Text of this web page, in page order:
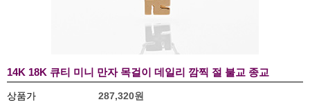
14K 18K 큐티 미니 만자 목걸이 데일리 깜찍 절 불교 종교
상품가 287,320원